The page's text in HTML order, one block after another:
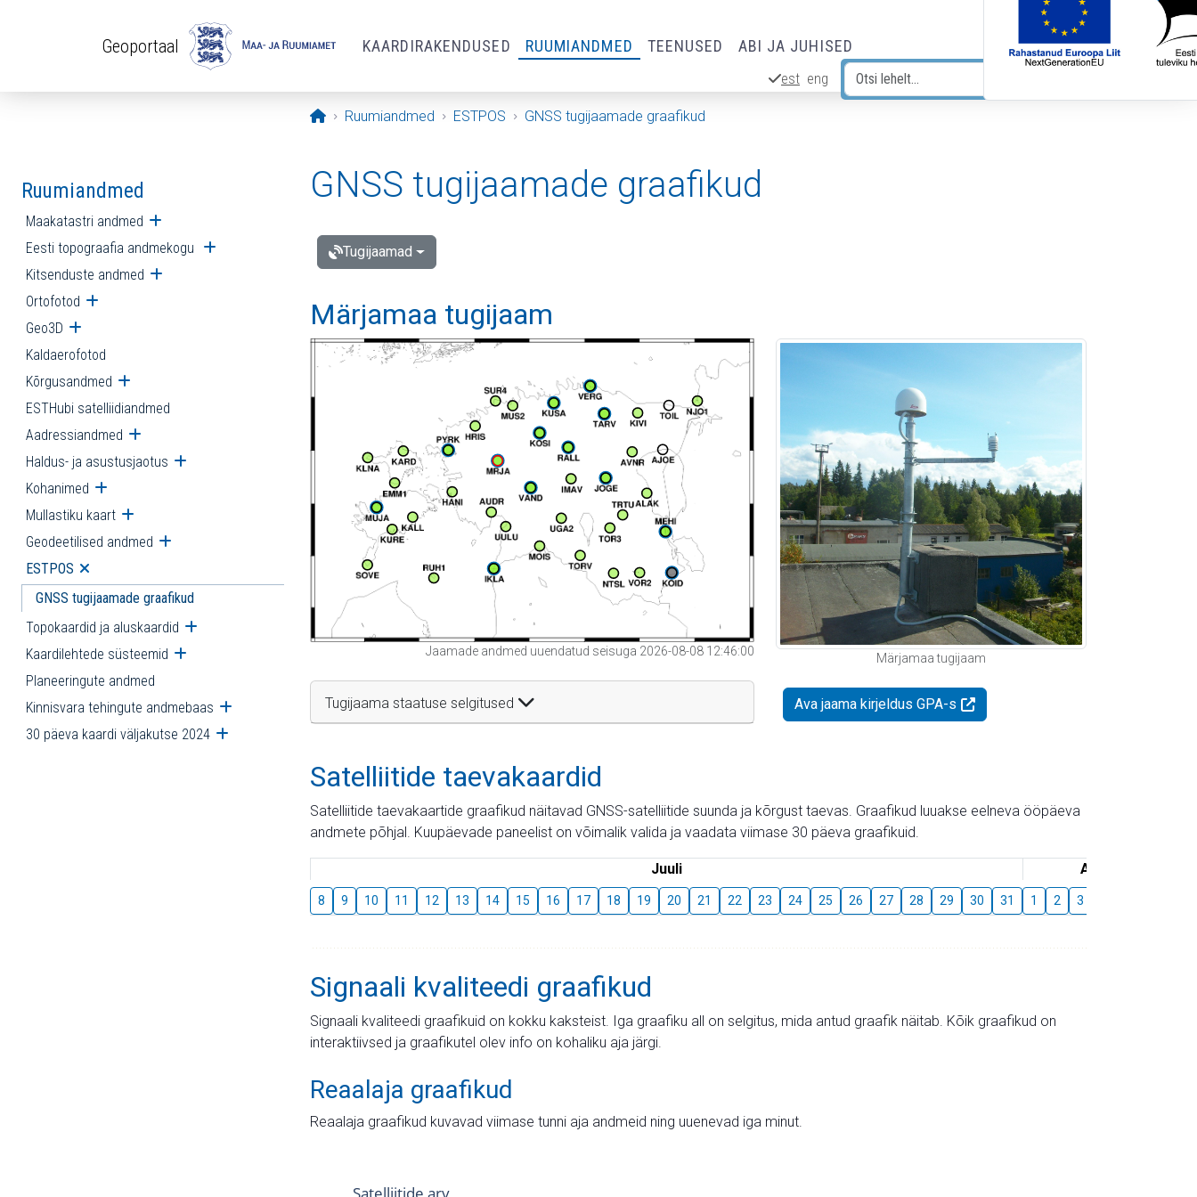
Geoportaal KAARDIRAKENDUSED RUUMIANDMED TEENUSED ABI JA JUHISED
est eng
Avaleht
Ruumiandmed ESTPOS GNSS tugijaamade graafikud
Ruumiandmed
Maakatastri andmed Ava alammenüü
Eesti topograafia andmekogu Ava alammenüü
Kitsenduste andmed Ava alammenüü
Ortofotod Ava alammenüü
Geo3D Ava alammenüü
Kaldaerofotod
Kõrgusandmed Ava alammenüü
ESTHubi satelliidiandmed
Aadressiandmed Ava alammenüü
Haldus- ja asustusjaotus Ava alammenüü
Kohanimed Ava alammenüü
Mullastiku kaart Ava alammenüü
Geodeetilised andmed Ava alammenüü
ESTPOS Ava alammenüü
GNSS tugijaamade graafikud
Topokaardid ja aluskaardid Ava alammenüü
Kaardilehtede süsteemid Ava alammenüü
Planeeringute andmed
Kinnisvara tehingute andmebaas Ava alammenüü
30 päeva kaardi väljakutse 2024 Ava alammenüü
GNSS tugijaamade graafikud
Tugijaamad
Märjamaa tugijaam
Jaamade andmed uuendatud seisuga 2026-08-08 12:46:00
Tugijaama staatuse selgitused
Märjamaa tugijaam
Ava jaama kirjeldus GPA-s
Satelliitide taevakaardid
Satelliitide taevakaartide graafikud näitavad GNSS-satelliitide suunda ja kõrgust taevas. Graafikud luuakse eelneva ööpäeva
andmete põhjal. Kuupäevade paneelist on võimalik valida ja vaadata viimase 30 päeva graafikuid.
Juuli August
8 9 10 11 12 13 14 15 16 17 18 19 20 21 22 23 24 25 26 27 28 29 30 31 1 2 3
Signaali kvaliteedi graafikud
Signaali kvaliteedi graafikuid on kokku kaksteist. Iga graafiku all on selgitus, mida antud graafik näitab. Kõik graafikud on
interaktiivsed ja graafikutel olev info on kohaliku aja järgi.
Reaalaja graafikud
Reaalaja graafikud kuvavad viimase tunni aja andmeid ning uuenevad iga minut.